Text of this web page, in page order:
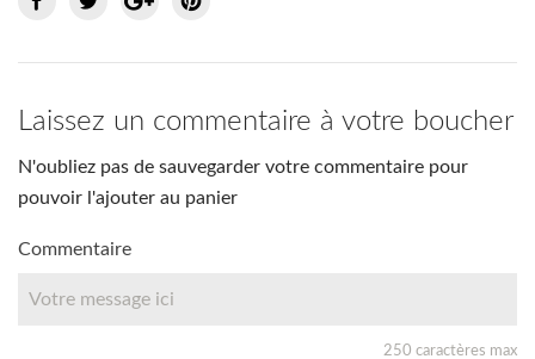
Laissez un commentaire à votre boucher
N'oubliez pas de sauvegarder votre commentaire pour
pouvoir l'ajouter au panier
Commentaire
250 caractères max